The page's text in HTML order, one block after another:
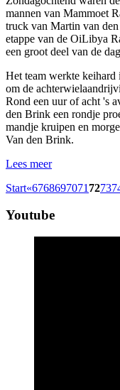
mannen van Mammoet
truck van Martin van
etappe van de OiLibya
een groot deel van de
Het team werkte
om de
Rond een uur of acht 's
den Brink een rondje
mandje kruipen en
Van den Brink.
Lees meer
Start«6768697071 7273
Youtube